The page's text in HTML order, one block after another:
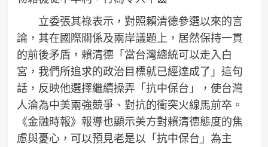
立委張其祿表示，對照賴清德參選以來的言
論，其在國際關係及兩岸議題上，居然保持一貫
的前後矛盾，賴清德「當台灣總統可以走入白
宮，我們所追求的政治目標就已經達成了」這句
話，反映他選擇繼續操弄「抗中保台」，使台灣
人淪為中美兩強競爭、對抗的衝突火線馬前卒。
《金融時報》報導也顯示美方對賴清德態度的焦
慮與憂心，可以預見老是以「抗中保台」為主